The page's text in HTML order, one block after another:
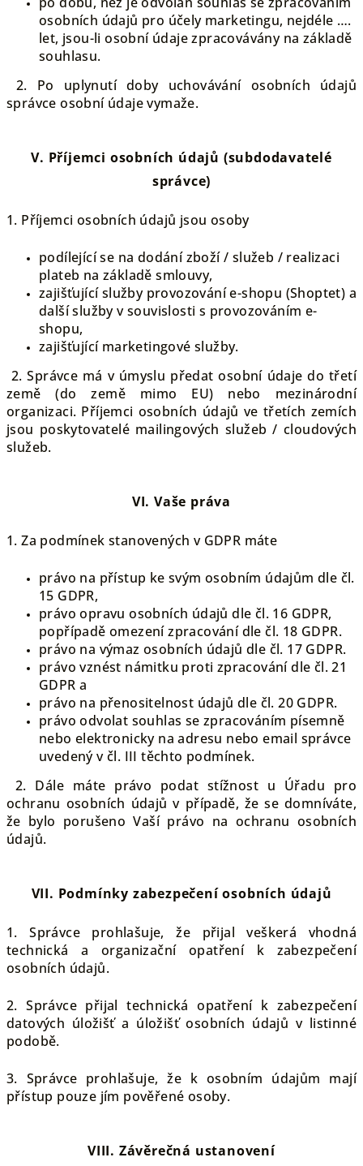
osobních údajů pro účely marketingu, nejdéle ….
let, jsou-li osobní údaje zpracovávány na základě
souhlasu.
2. Po uplynutí doby uchovávání osobních údajů
správce osobní údaje vymaže.
V. Příjemci osobních údajů (subdodavatelé
správce)
1. Příjemci osobních údajů jsou osoby
podílející se na dodání zboží / služeb / realizaci
plateb na základě smlouvy,
zajišťující služby provozování e-shopu (Shoptet) a
další služby v souvislosti s provozováním e-
shopu,
zajišťující marketingové služby.
2. Správce má v úmyslu předat osobní údaje do třetí
země (do země mimo EU) nebo mezinárodní
organizaci. Příjemci osobních údajů ve třetích zemích
jsou poskytovatelé mailingových služeb / cloudových
služeb.
VI.Vaše práva
1. Za podmínek stanovených v GDPR máte
právo na přístup ke svým osobním údajům dle čl.
15 GDPR,
právo opravu osobních údajů dle čl. 16 GDPR,
popřípadě omezení zpracování dle čl. 18 GDPR.
právo na výmaz osobních údajů dle čl. 17 GDPR.
právo vznést námitku proti zpracování dle čl. 21
GDPR a
právo na přenositelnost údajů dle čl. 20 GDPR.
právo odvolat souhlas se zpracováním písemně
nebo elektronicky na adresu nebo email správce
uvedený v čl. III těchto podmínek.
2. Dále máte právo podat stížnost u Úřadu pro
ochranu osobních údajů v případě, že se domníváte,
že bylo porušeno Vaší právo na ochranu osobních
údajů.
VII. Podmínky zabezpečení osobních údajů
1. Správce prohlašuje, že přijal veškerá vhodná
technická a organizační opatření k zabezpečení
osobních údajů.
2. Správce přijal technická opatření k zabezpečení
datových úložišť a úložišť osobních údajů v listinné
podobě.
3. Správce prohlašuje, že k osobním údajům mají
přístup pouze jím pověřené osoby.
VIII. Závěrečná ustanovení